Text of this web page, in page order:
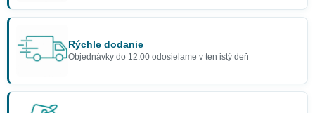
Rýchle dodanie
Objednávky do 12:00 odosielame v ten istý deň